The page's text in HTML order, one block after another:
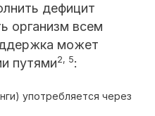
дефицит
организм всем
может
путями2, 5:
употребляется через